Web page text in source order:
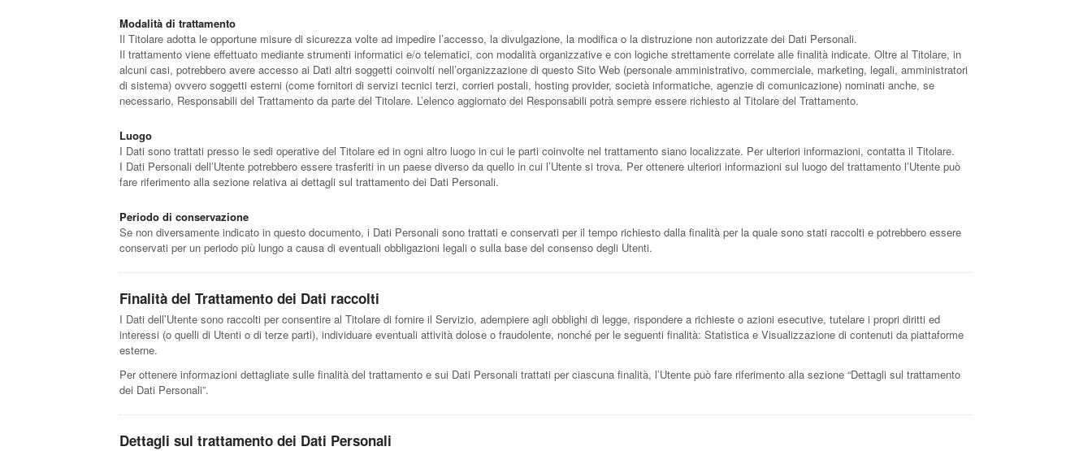
Modalità di trattamento
Il Titolare adotta le opportune misure di sicurezza volte ad impedire l’accesso, la divulgazione, la modifica o la distruzione non autorizzate dei Dati Personali.
Il trattamento viene effettuato mediante strumenti informatici e/o telematici, con modalità organizzative e con logiche strettamente correlate alle finalità indicate. Oltre al Titolare, in
alcuni casi, potrebbero avere accesso ai Dati altri soggetti coinvolti nell’organizzazione di questo Sito Web (personale amministrativo, commerciale, marketing, legali, amministratori
di sistema) ovvero soggetti esterni (come fornitori di servizi tecnici terzi, corrieri postali, hosting provider, società informatiche, agenzie di comunicazione) nominati anche, se
necessario, Responsabili del Trattamento da parte del Titolare. L’elenco aggiornato dei Responsabili potrà sempre essere richiesto al Titolare del Trattamento.
Luogo
I Dati sono trattati presso le sedi operative del Titolare ed in ogni altro luogo in cui le parti coinvolte nel trattamento siano localizzate. Per ulteriori informazioni, contatta il Titolare.
I Dati Personali dell’Utente potrebbero essere trasferiti in un paese diverso da quello in cui l’Utente si trova. Per ottenere ulteriori informazioni sul luogo del trattamento l’Utente può
fare riferimento alla sezione relativa ai dettagli sul trattamento dei Dati Personali.
Periodo di conservazione
Se non diversamente indicato in questo documento, i Dati Personali sono trattati e conservati per il tempo richiesto dalla finalità per la quale sono stati raccolti e potrebbero essere
conservati per un periodo più lungo a causa di eventuali obbligazioni legali o sulla base del consenso degli Utenti.
Finalità del Trattamento dei Dati raccolti
I Dati dell’Utente sono raccolti per consentire al Titolare di fornire il Servizio, adempiere agli obblighi di legge, rispondere a richieste o azioni esecutive, tutelare i propri diritti ed
interessi (o quelli di Utenti o di terze parti), individuare eventuali attività dolose o fraudolente, nonché per le seguenti finalità: Statistica e Visualizzazione di contenuti da piattaforme
esterne.
Per ottenere informazioni dettagliate sulle finalità del trattamento e sui Dati Personali trattati per ciascuna finalità, l’Utente può fare riferimento alla sezione “Dettagli sul trattamento
dei Dati Personali”.
Dettagli sul trattamento dei Dati Personali